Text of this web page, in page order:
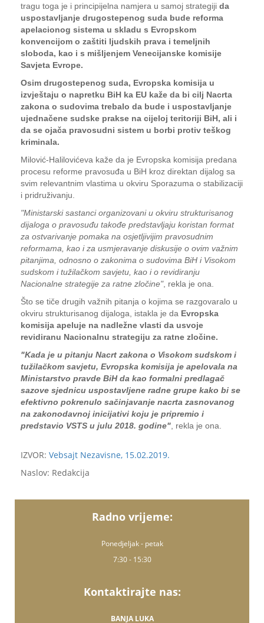
tragu toga je i principijelna namjera u samoj strategiji da
uspostavljanje drugostepenog suda bude reforma
apelacionog sistema u skladu s Evropskom
konvencijom o zaštiti ljudskih prava i temeljnih
sloboda, kao i s mišljenjem Venecijanske komisije
Savjeta Evrope.
Osim drugostepenog suda, Evropska komisija u
izvještaju o napretku BiH ka EU kaže da bi cilj Nacrta
zakona o sudovima trebalo da bude i uspostavljanje
ujednačene sudske prakse na cijeloj teritoriji BiH, ali i
da se ojača pravosudni sistem u borbi protiv teškog
kriminala.
Milović-Halilovićeva kaže da je Evropska komisija predana
procesu reforme pravosuđa u BiH kroz direktan dijalog sa
svim relevantnim vlastima u okviru Sporazuma o stabilizaciji
i pridruživanju.
"Ministarski sastanci organizovani u okviru strukturisanog
dijaloga o pravosuđu takođe predstavljaju koristan format
za ostvarivanje pomaka na osjetljivijim pravosudnim
reformama, kao i za usmjeravanje diskusije o ovim važnim
pitanjima, odnosno o zakonima o sudovima BiH i Visokom
sudskom i tužilačkom savjetu, kao i o revidiranju
Nacionalne strategije za ratne zločine", rekla je ona.
Što se tiče drugih važnih pitanja o kojima se razgovaralo u
okviru strukturisanog dijaloga, istakla je da Evropska
komisija apeluje na nadležne vlasti da usvoje
revidiranu Nacionalnu strategiju za ratne zločine.
"Kada je u pitanju Nacrt zakona o Visokom sudskom i
tužilačkom savjetu, Evropska komisija je apelovala na
Ministarstvo pravde BiH da kao formalni predlagač
sazove sjednicu uspostavljene radne grupe kako bi se
efektivno pokrenulo sačinjavanje nacrta zasnovanog
na zakonodavnoj inicijativi koju je pripremio i
predstavio VSTS u julu 2018. godine", rekla je ona.
IZVOR: Vebsajt Nezavisne, 15.02.2019.
Naslov: Redakcija
Radno vrijeme:
Ponedjeljak - petak
7:30 - 15:30
Kontaktirajte nas:
BANJA LUKA